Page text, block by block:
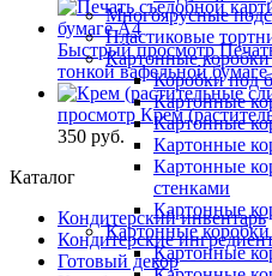
Многоярусные
Пластиковые
Картонные коробки
Коробки под
Картонные
Картонные
Картонные
Картонные
стенками
Картонные
Картонные коробки
Картонные
Быстрый просмотр
тонкой вафельной
просмотр Крем
350 руб.
Каталог
Кондитерский инвентарь
Кондитерские
Готовый декор